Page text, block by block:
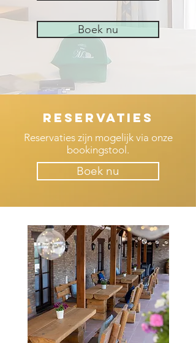
Boek nu
Reservaties
Reservaties zijn mogelijk via onze
bookingstool.
Boek nu